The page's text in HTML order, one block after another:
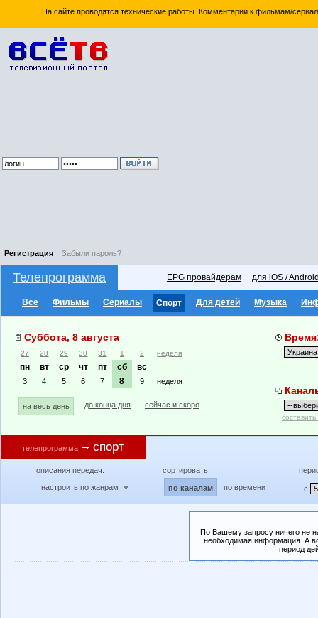
На сайте проводятся технические работы. Комментарии к фильмам/
Регистрация Забыли пароль?
Телепрограмма EPG провайдерам для iOS /
Все Фильмы Сериалы Спорт Для детей Музыка
Суббота, 8 августа
27 28 29 30 31 1 2 неделя
пн вт ср чт пт сб вс
3 4 5 6 7 8 9 неделя
на весь день до конца дня сейчас и скоро
телепрограмма спорт
описания передач:
настроить по жанрам
сортировать:
по каналам по времени с
По Вашему запросу ничего не
необходимая информация. А
период